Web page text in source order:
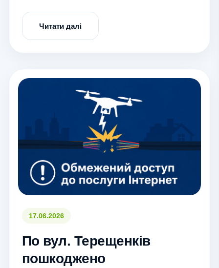
Читати далі
17.06.2026
По вул. Терещенків
пошкоджено